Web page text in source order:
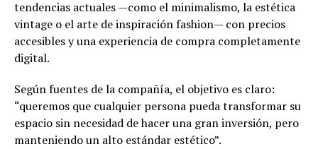
tendencias actuales —como el minimalismo, la estética
vintage o el arte de inspiración fashion— con precios
accesibles y una experiencia de compra completamente
digital.
Según fuentes de la compañía, el objetivo es claro:
“queremos que cualquier persona pueda transformar su
espacio sin necesidad de hacer una gran inversión, pero
manteniendo un alto estándar estético”.